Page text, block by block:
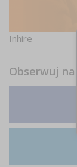
Inhire
Obserwuj nas